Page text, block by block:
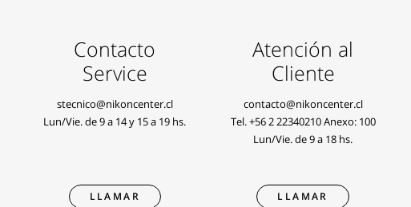
Contacto
Service
stecnico@nikoncenter.cl
Lun/Vie. de 9 a 14 y 15 a 19 hs.
LLAMAR
Atención al
Cliente
contacto@nikoncenter.cl
Tel.+56 2 22340210Anexo: 100
Lun/Vie. de 9 a 18 hs.
LLAMAR